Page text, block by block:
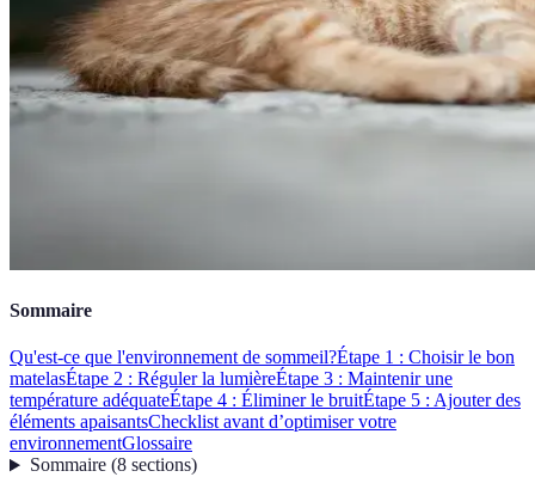
Sommaire
Qu'est-ce que l'environnement de sommeil?Étape 1 : Choisir le bon
matelasÉtape 2 : Réguler la lumièreÉtape 3 : Maintenir une
température adéquateÉtape 4 : Éliminer le bruitÉtape 5 : Ajouter des
éléments apaisantsChecklist avant d’optimiser votre
environnementGlossaire
Sommaire(8 sections)